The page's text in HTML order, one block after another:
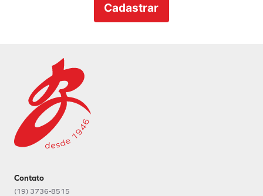
Cadastrar
Contato
(19) 3736-8515